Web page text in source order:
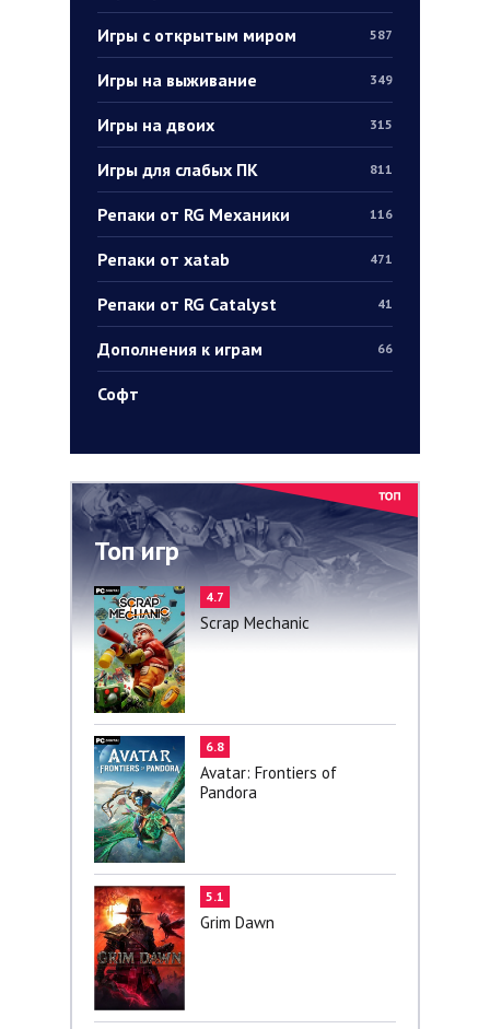
Игры с открытым миром 587
Игры на выживание 349
Игры на двоих 315
Игры для слабых ПК 811
Репаки от RG Механики 116
Репаки от xatab 471
Репаки от RG Catalyst 41
Дополнения к играм 66
Софт
Топ игр
4.7
Scrap Mechanic
6.8
Avatar: Frontiers of
Pandora
5.1
Grim Dawn